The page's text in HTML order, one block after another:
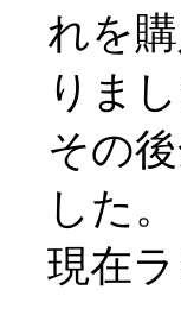
れを
りまし
その
した。
現在